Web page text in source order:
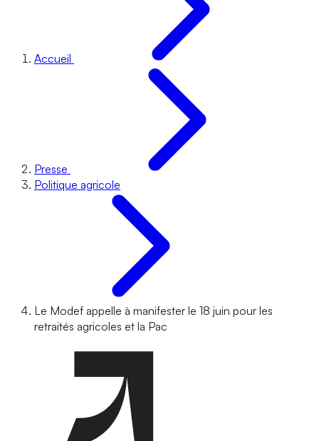
Accueil
Presse
Politique agricole
Le Modef appelle à manifester le 18 juin pour les
retraités agricoles et la Pac